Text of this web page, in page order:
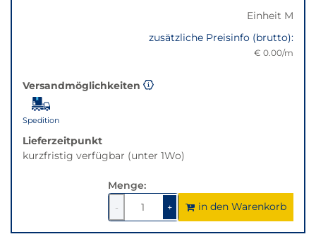
Einheit M
zusätzliche Preisinfo (brutto):
€ 0.00/m
Versandmöglichkeiten
Spedition
Lieferzeitpunkt
kurzfristig verfügbar (unter 1Wo)
Menge:
-
1
verringern
+1um
1
erhöhen
in den Warenkorb